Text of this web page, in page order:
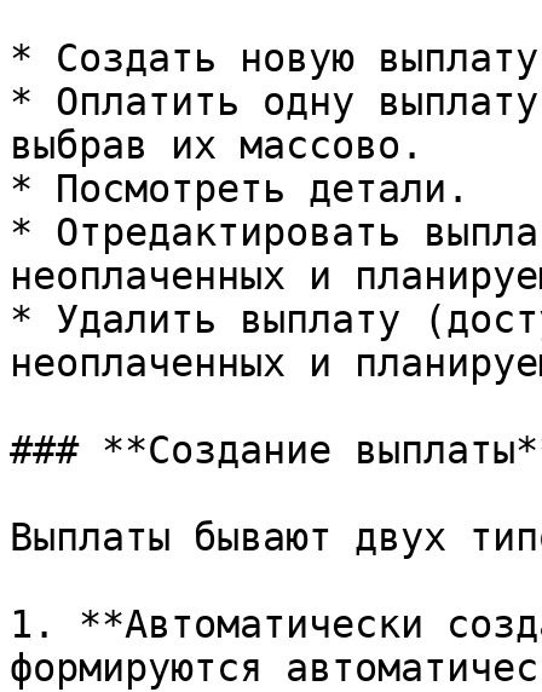
* Создать новую
* Оплатить одну
выбрав их массово.
* Посмотреть детали.
* Отредактировать
неоплаченных и
* Удалить выплату
неоплаченных и
### **Создание
Выплаты бывают двух
1. **Автоматически
формируются